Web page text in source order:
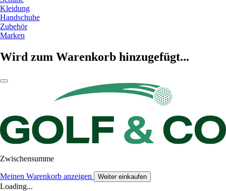
Kleidung
Handschuhe
Zubehör
Marken
Wird zum Warenkorb hinzugefügt...
Zwischensumme
Meinen Warenkorb anzeigen Weiter einkaufen
Loading...